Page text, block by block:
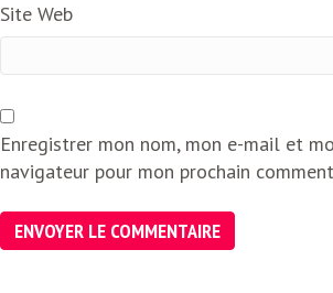
Site Web
Enregistrer mon nom, mon e-mail et
navigateur pour mon prochain